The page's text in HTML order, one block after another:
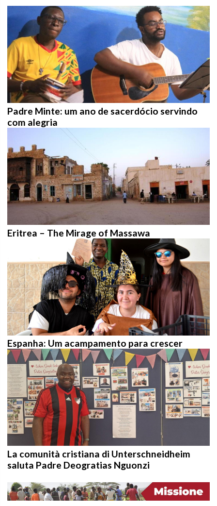
Padre Minte: um ano de sacerdócio servindo
com alegria
Eritrea – The Mirage of Massawa
Espanha: Um acampamento para crescer
La comunità cristiana di Unterschneidheim
saluta Padre Deogratias Nguonzi